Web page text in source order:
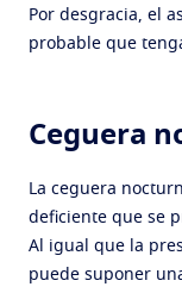
Por desgracia, el
probable que
Ceguera
La ceguera
deficiente que se
Al igual que la
puede suponer